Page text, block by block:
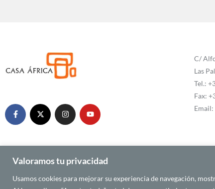
Valoramos tu privacidad
Usamos cookies para mejorar su experiencia de navegación,
C/
Las
Tel.:
Fax:
Email: